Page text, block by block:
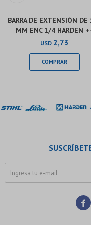
BARRA DE EXTENSIÓN
MM ENC 1/4 HARDEN
USD 2,73
